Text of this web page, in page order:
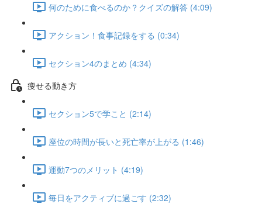
何のために食べるのか？クイズの解答 (4:09)
アクション！食事記録をする (0:34)
セクション4のまとめ (4:34)
痩せる動き方
セクション5で学こと (2:14)
座位の時間が長いと死亡率が上がる (1:46)
運動7つのメリット (4:19)
毎日をアクティブに過ごす (2:32)